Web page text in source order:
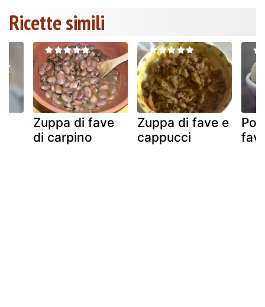
Ricette simili
Zuppa di fave
di carpino
Zuppa di fave e
cappucci